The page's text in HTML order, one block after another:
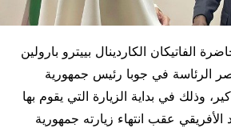
الفاتيكان الكاردينال بييترو بارولين
الرئاسة في جوبا رئيس جمهورية
وذلك في بداية الزيارة التي يقوم بها
الأفريقي عقب انتهاء زيارته جمهورية